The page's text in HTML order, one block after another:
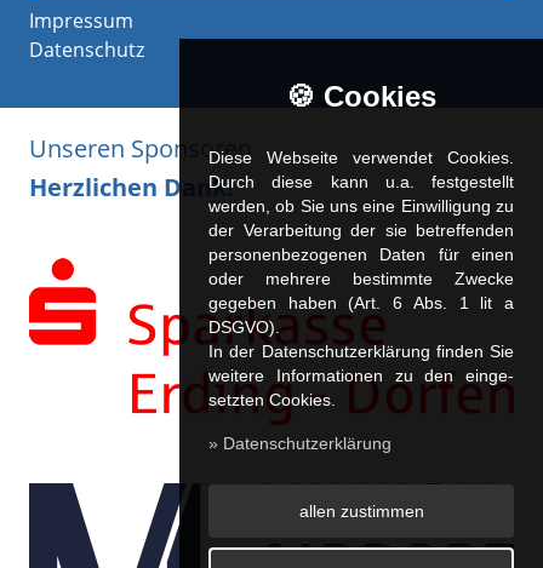
Impressum
Datenschutz
Unseren Sponsoren
Herzlichen Dank!
🍪 Cookies
Diese Webseite verwendet Cookies.
Durch diese kann u.a. fest­ge­stellt
werden, ob Sie uns eine Einwilligung zu
der Verarbeitung der sie betreffenden
personenbezogenen Daten für einen
oder mehrere bestimmte Zwecke
gegeben haben (Art. 6 Abs. 1 lit a
DSGVO).
In der Datenschutzerklärung finden Sie
weitere Informationen zu den ein­ge­
setz­ten Cookies.
» Datenschutzerklärung
allen zustimmen